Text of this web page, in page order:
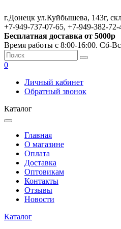
г.Донецк ул.Куйбышева, 143г,
+7-949-737-07-65, +7-949-382-
Бесплатная доставка от 5000р
Время работы с 8:00-16:00. Сб-
0
Личный кабинет
Обратный звонок
Каталог
Главная
О магазине
Оплата
Доставка
Оптовикам
Контакты
Отзывы
Новости
Каталог